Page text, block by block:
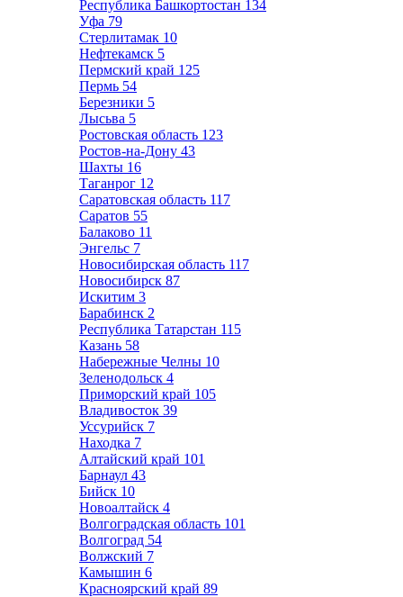
Республика Башкортостан 134
Уфа 79
Стерлитамак 10
Нефтекамск 5
Пермский край 125
Пермь 54
Березники 5
Лысьва 5
Ростовская область 123
Ростов-на-Дону 43
Шахты 16
Таганрог 12
Саратовская область 117
Саратов 55
Балаково 11
Энгельс 7
Новосибирская область 117
Новосибирск 87
Искитим 3
Барабинск 2
Республика Татарстан 115
Казань 58
Набережные Челны 10
Зеленодольск 4
Приморский край 105
Владивосток 39
Уссурийск 7
Находка 7
Алтайский край 101
Барнаул 43
Бийск 10
Новоалтайск 4
Волгоградская область 101
Волгоград 54
Волжский 7
Камышин 6
Красноярский край 89